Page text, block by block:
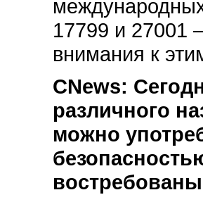
17799 и 27001
внимания к
CNews:
различного
можно